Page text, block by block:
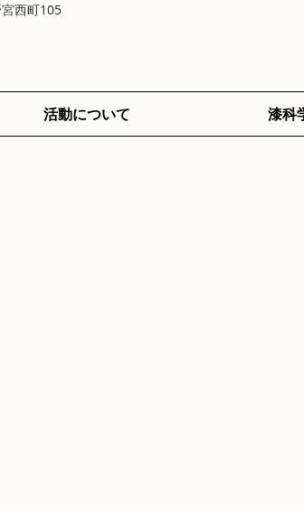
西町105
活動について 漆科